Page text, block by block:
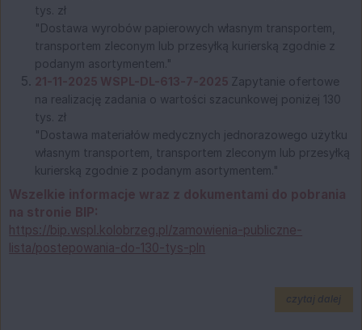
tys. zł
"Dostawa wyrobów papierowych własnym transportem,
transportem zleconym lub przesyłką kurierską zgodnie z
podanym asortymentem."
Zapytanie ofertowe
na realizację zadania o wartości szacunkowej poniżej 130
tys. zł
"Dostawa materiałów medycznych jednorazowego użytku
własnym transportem, transportem zleconym lub przesyłką
kurierską zgodnie z podanym asortymentem."
https://bip.wspl.kolobrzeg.pl/zamowienia-publiczne-
lista/postepowania-do-130-tys-pln
czytaj dalejna